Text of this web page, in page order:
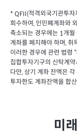
* QFII(적격외국기관투자
회수하여, 인민폐계좌와
축소되는 경우에는 1개월
계좌를 페지해야 하며,취
이러한 경우에 관련 법령
집합투자기구의 신탁계
다만,상기 계좌 잔액은
투자한도 계좌잔액을 합
미